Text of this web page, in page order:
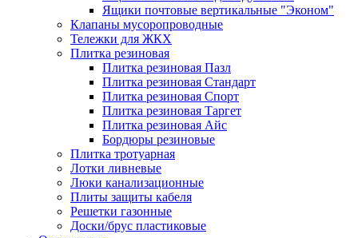
Ящики почтовые вертикальные "Эконом"
Клапаны мусоропроводные
Тележки для ЖКХ
Плитка резиновая
Плитка резиновая Пазл
Плитка резиновая Стандарт
Плитка резиновая Спорт
Плитка резиновая Таргет
Плитка резиновая Айс
Бордюры резиновые
Плитка тротуарная
Лотки ливневые
Люки канализационные
Плиты защиты кабеля
Решетки газонные
Доски/брус пластиковые